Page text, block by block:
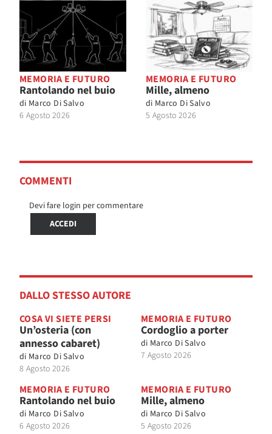
MEMORIA E FUTURO
Rantolando nel buio
di Marco Di Salvo
6 Agosto 2026
MEMORIA E FUTURO
Mille, almeno
di Marco Di Salvo
5 Agosto 2026
COMMENTI
Devi fare login per commentare
ACCEDI
DALLO STESSO AUTORE
COSA VI SIETE PERSI
Un’osteria (con
annesso cabaret)
di Marco Di Salvo
8 Agosto 2026
MEMORIA E FUTURO
Cordoglio a porter
di Marco Di Salvo
7 Agosto 2026
MEMORIA E FUTURO
Rantolando nel buio
di Marco Di Salvo
6 Agosto 2026
MEMORIA E FUTURO
Mille, almeno
di Marco Di Salvo
5 Agosto 2026